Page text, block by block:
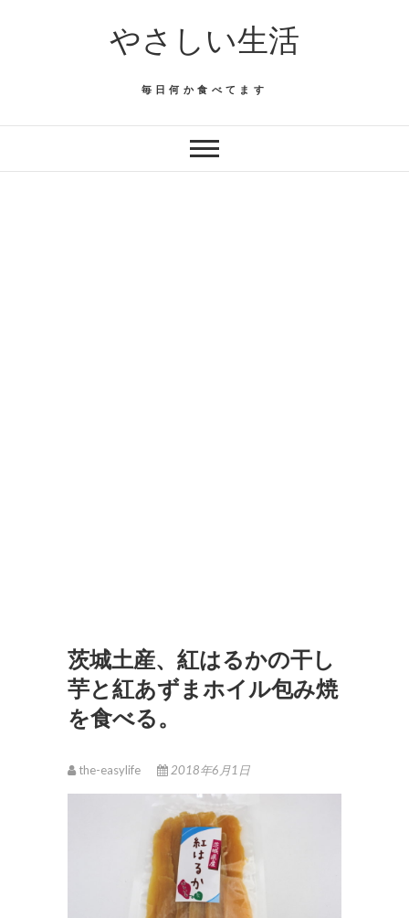
やさしい生活
毎日何か食べてます
茨城土産、紅はるかの干し
芋と紅あずまホイル包み焼
を食べる。
the-easylife 2018年6月1日